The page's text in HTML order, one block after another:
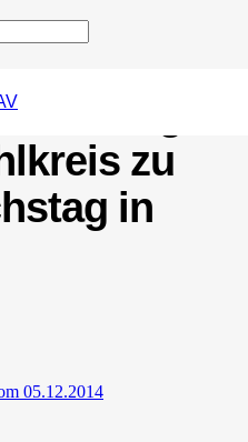
Bürger
zu
in
05.12.2014